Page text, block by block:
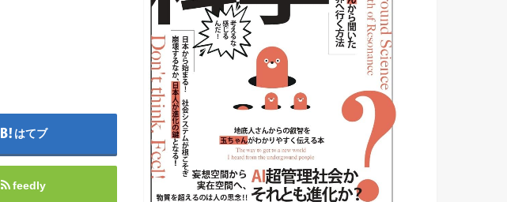
はてブ
feedly